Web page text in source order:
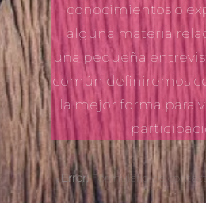
conocimientos o
alguna materia
una pequeña
común definiremos
la mejor forma para
Error:Formulario de